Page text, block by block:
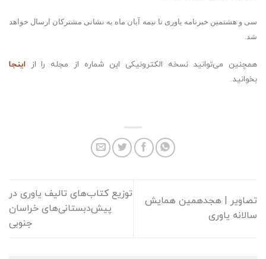
سی و هشتمین خبرنامه یاوری تا نیمه آبان ماه به نشانی مشترکان ارسال خواهد
شد.
همچنین می‌توانید نسخه الکترونیکی این شماره از مجله را از اینجا
بخوانید.
تصاویر | هجدهمین همایش
سالانه یاوری
توزیع کتاب‌های تالیف یاوری در
پیش‌دبستانی‌های خراسان
جنوبی